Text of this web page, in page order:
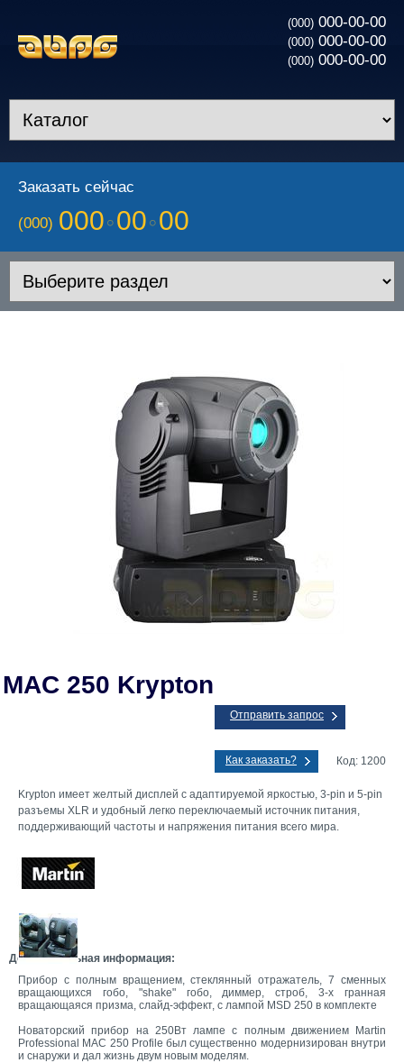
(000) 000-00-00
(000) 000-00-00
(000) 000-00-00
Заказать сейчас
(000) 000 00 00
250 Krypton
Отправить запрос
Как заказать? Код: 1200
Krypton имеет желтый дисплей с адаптируемой яркостью, 3-pin и 5-pin
разъемы XLR и удобный легко переключаемый источник питания,
поддерживающий частоты и напряжения питания всего мира.
Дополнительная информация:
Прибор с полным вращением, стеклянный отражатель, 7 сменных
вращающихся гобо, "shake" гобо, диммер, строб, 3-х гранная
вращающаяся призма, слайд-эффект, с лампой MSD 250 в комплекте
Новаторский прибор на 250Вт лампе с полным движением Martin
Professional MAC 250 Profile был существенно модернизирован внутри
и снаружи и дал жизнь двум новым моделям.